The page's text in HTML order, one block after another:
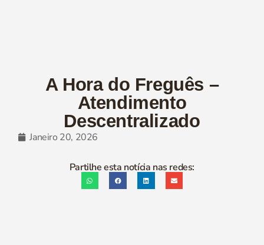
A Hora do Freguês –
Atendimento
Descentralizado
Janeiro 20, 2026
Partilhe esta notícia nas redes: